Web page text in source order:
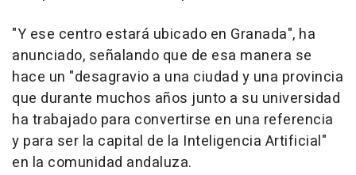
"Y ese centro estará ubicado en Granada", ha
anunciado, señalando que de esa manera se
hace un "desagravio a una ciudad y una provincia
que durante muchos años junto a su universidad
ha trabajado para convertirse en una referencia
y para ser la capital de la Inteligencia Artificial"
en la comunidad andaluza.